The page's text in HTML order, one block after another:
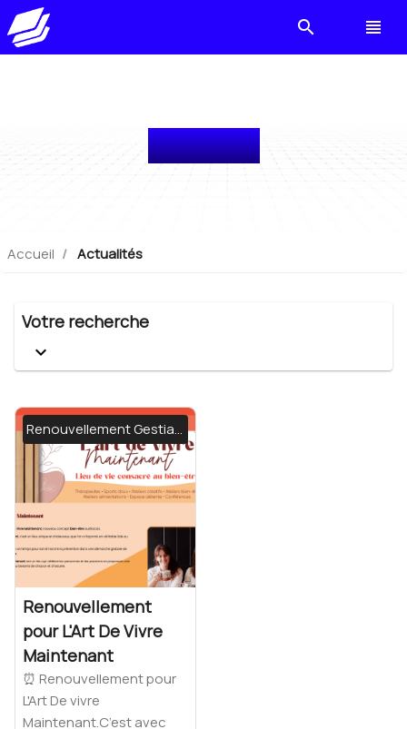
search view_headline
Actualités
Accueil Actualités
Votre recherche
keyboard_arrow_down
Renouvellement Gestiaweb
Renouvellement
pour L'Art De Vivre
Maintenant
⏰ Renouvellement pour
L'Art De vivre
Maintenant.C’est avec